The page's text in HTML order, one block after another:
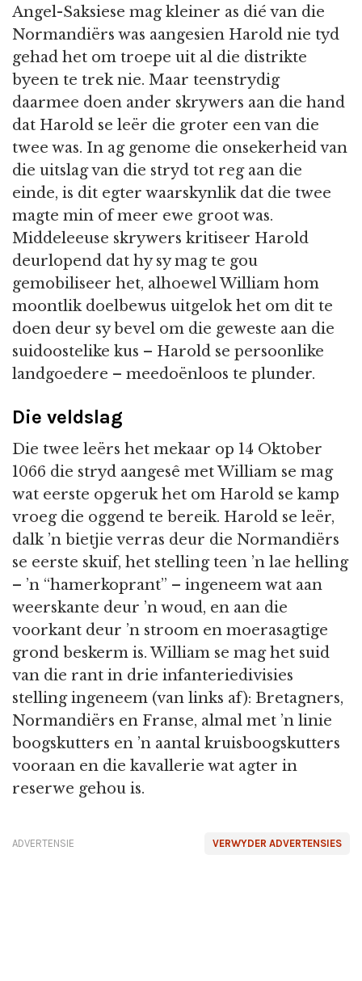
Angel-Saksiese mag kleiner as dié van die
Normandiërs was aangesien Harold nie tyd
gehad het om troepe uit al die distrikte
byeen te trek nie. Maar teenstrydig
daarmee doen ander skrywers aan die hand
dat Harold se leër die groter een van die
twee was. In ag genome die onsekerheid van
die uitslag van die stryd tot reg aan die
einde, is dit egter waarskynlik dat die twee
magte min of meer ewe groot was.
Middeleeuse skrywers kritiseer Harold
deurlopend dat hy sy mag te gou
gemobiliseer het, alhoewel William hom
moontlik doelbewus uitgelok het om dit te
doen deur sy bevel om die geweste aan die
suidoostelike kus – Harold se persoonlike
landgoedere – meedoënloos te plunder.
Die veldslag
Die twee leërs het mekaar op 14 Oktober
1066 die stryd aangesê met William se mag
wat eerste opgeruk het om Harold se kamp
vroeg die oggend te bereik. Harold se leër,
dalk ’n bietjie verras deur die Normandiërs
se eerste skuif, het stelling teen ’n lae helling
– ’n “hamerkoprant” – ingeneem wat aan
weerskante deur ’n woud, en aan die
voorkant deur ’n stroom en moerasagtige
grond beskerm is. William se mag het suid
van die rant in drie infanteriedivisies
stelling ingeneem (van links af): Bretagners,
Normandiërs en Franse, almal met ’n linie
boogskutters en ’n aantal kruisboogskutters
vooraan en die kavallerie wat agter in
reserwe gehou is.
VERWYDER ADVERTENSIES
ADVERTENSIE